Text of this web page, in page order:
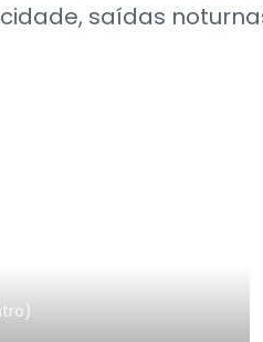
cidade, saídas